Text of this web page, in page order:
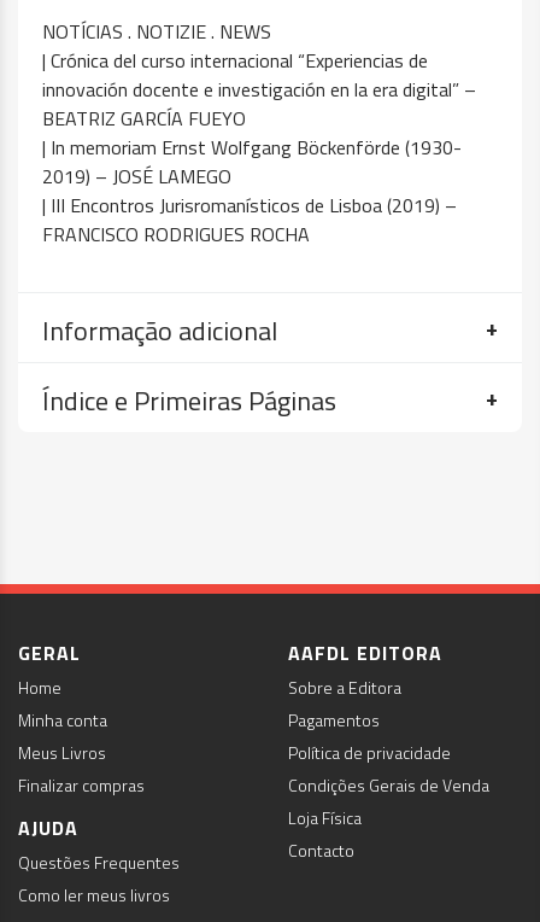
NOTÍCIAS . NOTIZIE . NEWS
| Crónica del curso internacional “Experiencias de
innovación docente e investigación en la era digital” –
BEATRIZ GARCÍA FUEYO
| In memoriam Ernst Wolfgang Böckenförde (1930-
2019) – JOSÉ LAMEGO
| III Encontros Jurisromanísticos de Lisboa (2019) –
FRANCISCO RODRIGUES ROCHA
Informação adicional
Índice e Primeiras Páginas
GERAL
Home
Minha conta
Meus Livros
Finalizar compras
AJUDA
Questões Frequentes
Como ler meus livros
AAFDL EDITORA
Sobre a Editora
Pagamentos
Política de privacidade
Condições Gerais de Venda
Loja Física
Contacto